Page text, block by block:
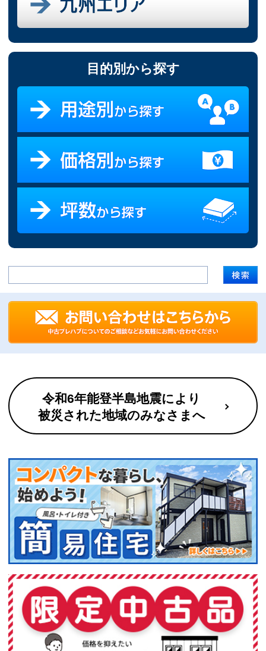
目的別から探す
令和6年能登半島地震により
被災された地域のみなさまへ